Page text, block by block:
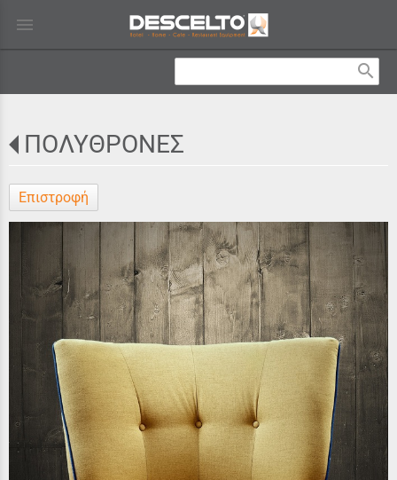
menu
search
ΠΟΛΥΘΡΟΝΕΣ
Επιστροφή